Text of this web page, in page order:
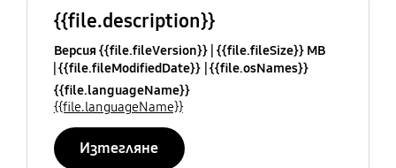
{{file.description}}
Версия {{file.fileVersion}} {{file.fileSize}} MB
{{file.fileModifiedDate}} {{file.osNames}}
{{file.languageName}}
{{file.languageName}}
Изтегляне